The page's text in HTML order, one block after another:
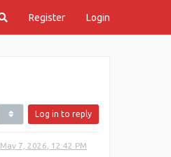
Register Login
Log in to reply
May 7, 2026, 12:42 PM